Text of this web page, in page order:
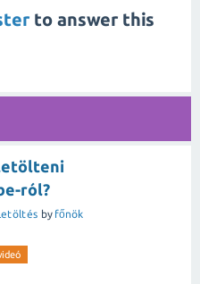
to answer this
ról?
by főnök